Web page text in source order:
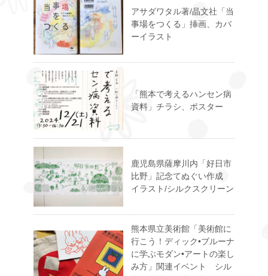
アサダワタル著/晶文社「当
事場をつくる」挿画、カバ
ーイラスト
「熊本で考えるハンセン病
資料」チラシ、ポスター
鹿児島県薩摩川内「好日市
比野」記念てぬぐい作成
イラスト/シルクスクリーン
熊本県立美術館「美術館に
行こう！ディック•ブルーナ
に学ぶモダン•アートの楽し
み方」関連イベント シル